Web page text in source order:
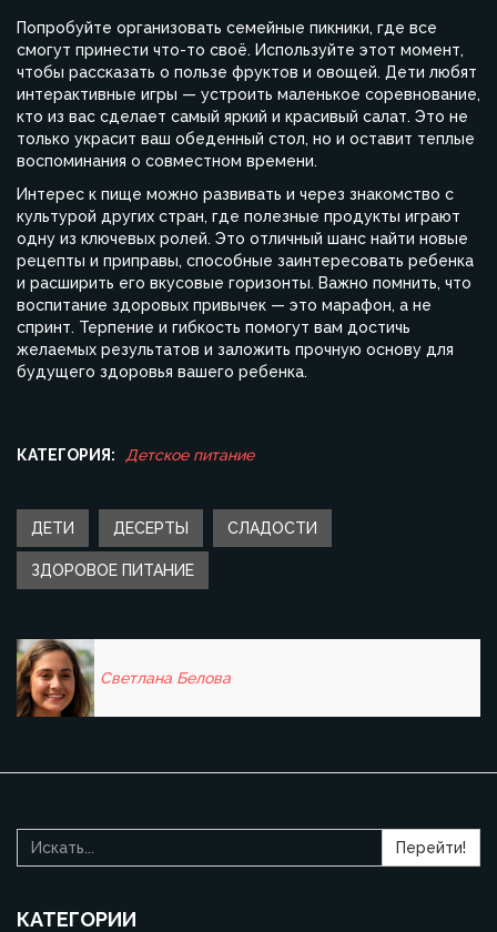
Попробуйте организовать семейные пикники, где все
смогут принести что-то своё. Используйте этот момент,
чтобы рассказать о пользе фруктов и овощей. Дети любят
интерактивные игры — устроить маленькое соревнование,
кто из вас сделает самый яркий и красивый салат. Это не
только украсит ваш обеденный стол, но и оставит теплые
воспоминания о совместном времени.
Интерес к пище можно развивать и через знакомство с
культурой других стран, где полезные продукты играют
одну из ключевых ролей. Это отличный шанс найти новые
рецепты и приправы, способные заинтересовать ребенка
и расширить его вкусовые горизонты. Важно помнить, что
воспитание здоровых привычек — это марафон, а не
спринт. Терпение и гибкость помогут вам достичь
желаемых результатов и заложить прочную основу для
будущего здоровья вашего ребенка.
КАТЕГОРИЯ: Детское питание
ДЕТИ ДЕСЕРТЫ СЛАДОСТИ
ЗДОРОВОЕ ПИТАНИЕ
Светлана Белова
Перейти!
КАТЕГОРИИ